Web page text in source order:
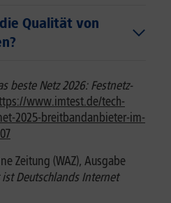
Qualität von
beste Netz 2026: Festnetz-
www.imtest.de/tech-
2025-breitbandanbieter-im-
Zeitung (WAZ), Ausgabe
ist Deutschlands Internet